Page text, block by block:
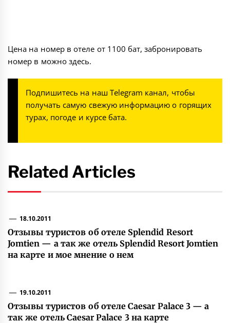
Цена на номер в отеле от 1100 бат, забронировать
номер в можно здесь.
Подпишитесь на наш Telegram канал, чтобы
получать самую свежую информацию о горящих
турах, погоде и курсе бата.
Related Articles
18.10.2011
Отзывы туристов об отеле Splendid Resort
Jomtien — а так же отель Splendid Resort Jomtien
на карте и мое мнение о нем
19.10.2011
Отзывы туристов об отеле Caesar Palace 3 — а
так же отель Caesar Palace 3 на карте